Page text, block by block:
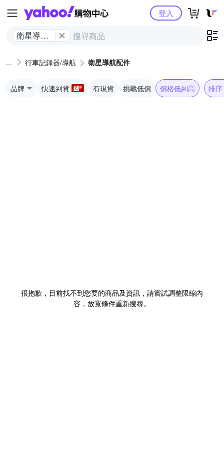
Yahoo購物中心
衛星導航
登入
行車記錄器/導航 衛星導航配件
品牌 快速到貨 有現貨 挑戰低價 價格低到高 排序
很抱歉，目前找不到您要的商品及資訊，請嘗試調整限縮內
容，放寬條件重新搜尋。